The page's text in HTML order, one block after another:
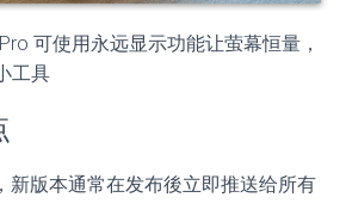
可使用永远显示功能让萤幕恒量，
工具
新版本通常在发布後立即推送给所有